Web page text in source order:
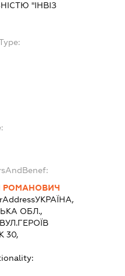
"ІНВІЗ
РОМАНОВИЧ
УКРАЇНА,
ОБЛ.,
30,